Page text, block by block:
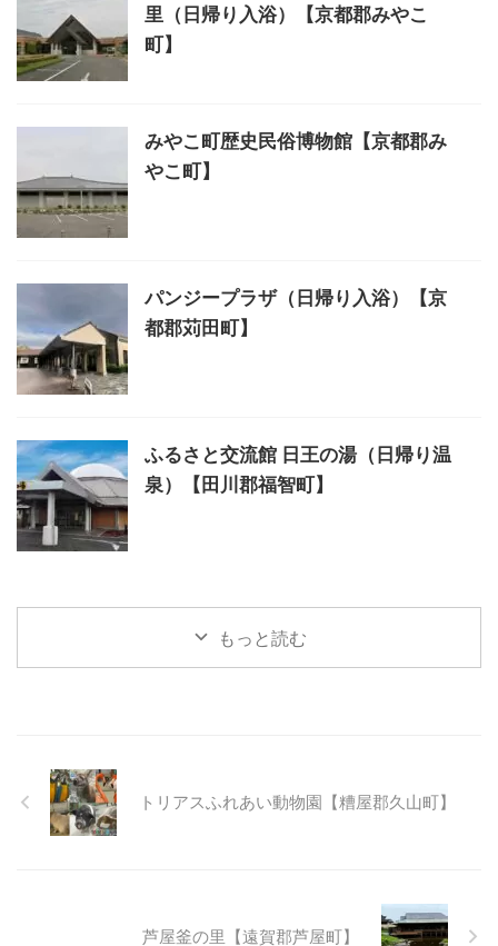
里（日帰り入浴）【京都郡みやこ
町】
みやこ町歴史民俗博物館【京都郡み
やこ町】
パンジープラザ（日帰り入浴）【京
都郡苅田町】
ふるさと交流館 日王の湯（日帰り温
泉）【田川郡福智町】
もっと読む
トリアスふれあい動物園【糟屋郡久山町】
芦屋釜の里【遠賀郡芦屋町】